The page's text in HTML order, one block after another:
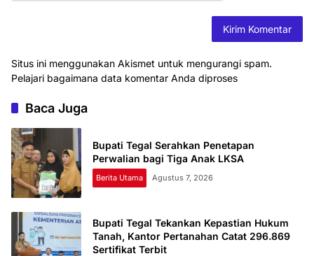
Situs ini menggunakan Akismet untuk mengurangi spam.
Pelajari bagaimana data komentar Anda diproses
Baca Juga
Bupati Tegal Serahkan Penetapan
Perwalian bagi Tiga Anak LKSA
Berita Utama Agustus 7, 2026
Bupati Tegal Tekankan Kepastian Hukum
Tanah, Kantor Pertanahan Catat 296.869
Sertifikat Terbit